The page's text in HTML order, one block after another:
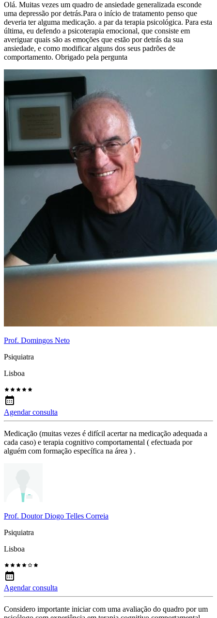
Olá. Muitas vezes um quadro de ansiedade generalizada esconde
uma depressão por detrás.Para o início de tratamento penso que
deveria ter alguma medicação. a par da terapia psicológica. Para esta
última, eu defendo a psicoterapia emocional, que consiste em
averiguar quais são as emoções que estão por detrás da sua
ansiedade, e como modificar alguns dos seus padrões de
comportamento. Obrigado pela pergunta
Prof. Domingos Neto
Psiquiatra
Lisboa
Agendar consulta
Medicação (muitas vezes é difícil acertar na medicação adequada a
cada caso) e terapia cognitivo comportamental ( efectuada por
alguém com formação específica na área ) .
Prof. Doutor Diogo Telles Correia
Psiquiatra
Lisboa
Agendar consulta
Considero importante iniciar com uma avaliação do quadro por um